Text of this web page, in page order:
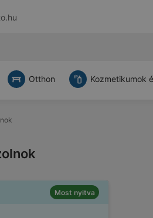
Otthon Kozmetikumok
Most nyitva